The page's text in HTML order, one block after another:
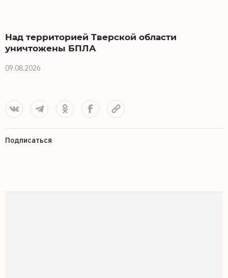
Над территорией Тверской области
уничтожены БПЛА
09.08.2026
Подписаться